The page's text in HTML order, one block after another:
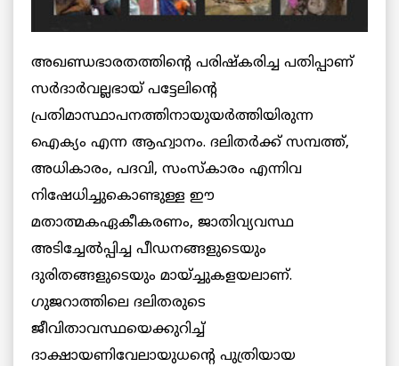
അഖണ്ഡഭാരതത്തിന്റെ പരിഷ്‌കരിച്ച പതിപ്പാണ്
സര്‍ദാര്‍വല്ലഭായ് പട്ടേലിന്റെ
പ്രതിമാസ്ഥാപനത്തിനായുയര്‍ത്തിയിരുന്ന
ഐക്യം എന്ന ആഹ്വാനം. ദലിതര്‍ക്ക് സമ്പത്ത്,
അധികാരം, പദവി, സംസ്‌കാരം എന്നിവ
നിഷേധിച്ചുകൊണ്ടുള്ള ഈ
മതാത്മകഏകീകരണം, ജാതിവ്യവസ്ഥ
അടിച്ചേല്‍പ്പിച്ച പീഡനങ്ങളുടെയും
ദുരിതങ്ങളുടെയും മായ്ച്ചുകളയലാണ്.
ഗുജറാത്തിലെ ദലിതരുടെ
ജീവിതാവസ്ഥയെക്കുറിച്ച്
ദാക്ഷായണിവേലായുധന്റെ പുത്രിയായ